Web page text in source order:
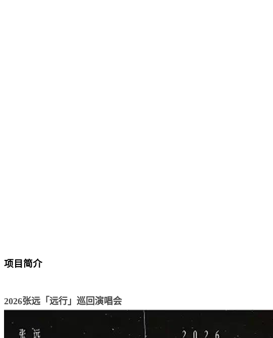
项目简介
2026张远「远行」巡回演唱会